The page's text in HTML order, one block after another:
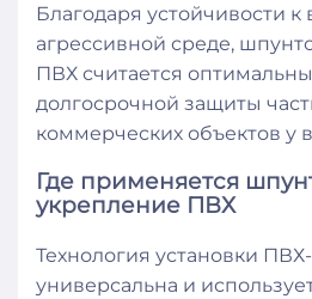
Благодаря устойчивости к
агрессивной среде,
ПВХ считается
долгосрочной защиты
коммерческих объектов у
Где применяется
укрепление ПВХ
Технология установки
универсальна и